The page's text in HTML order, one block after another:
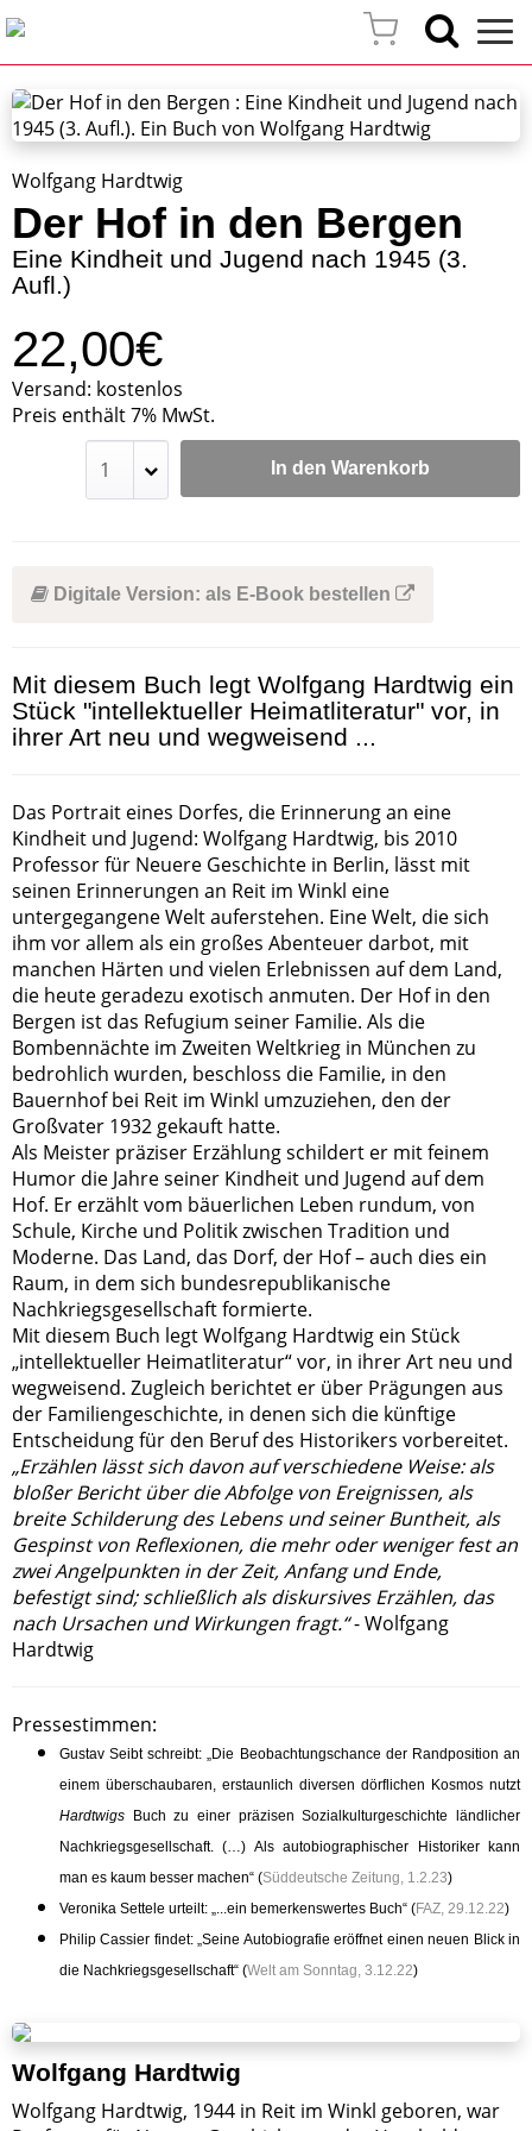
Wolfgang Hardtwig
Der Hof in den Bergen
Eine Kindheit und Jugend nach 1945 (3.
Aufl.)
22,00€
Versand: kostenlos
Preis enthält 7% MwSt.
In den Warenkorb
Digitale Version: als E-Book bestellen
Mit diesem Buch legt Wolfgang Hardtwig ein
Stück "intellektueller Heimatliteratur" vor, in
ihrer Art neu und wegweisend ...
Das Portrait eines Dorfes, die Erinnerung an eine
Kindheit und Jugend: Wolfgang Hardtwig, bis 2010
Professor für Neuere Geschichte in Berlin, lässt mit
seinen Erinnerungen an Reit im Winkl eine
untergegangene Welt auferstehen. Eine Welt, die sich
ihm vor allem als ein großes Abenteuer darbot, mit
manchen Härten und vielen Erlebnissen auf dem Land,
die heute geradezu exotisch anmuten. Der Hof in den
Bergen ist das Refugium seiner Familie. Als die
Bombennächte im Zweiten Weltkrieg in München zu
bedrohlich wurden, beschloss die Familie, in den
Bauernhof bei Reit im Winkl umzuziehen, den der
Großvater 1932 gekauft hatte.
Als Meister präziser Erzählung schildert er mit feinem
Humor die Jahre seiner Kindheit und Jugend auf dem
Hof. Er erzählt vom bäuerlichen Leben rundum, von
Schule, Kirche und Politik zwischen Tradition und
Moderne. Das Land, das Dorf, der Hof – auch dies ein
Raum, in dem sich bundesrepublikanische
Nachkriegsgesellschaft formierte.
Mit diesem Buch legt Wolfgang Hardtwig ein Stück
„intellektueller Heimatliteratur“ vor, in ihrer Art neu und
wegweisend. Zugleich berichtet er über Prägungen aus
der Familiengeschichte, in denen sich die künftige
Entscheidung für den Beruf des Historikers vorbereitet.
„Erzählen lässt sich davon auf verschiedene Weise: als
bloßer Bericht über die Abfolge von Ereignissen, als
breite Schilderung des Lebens und seiner Buntheit, als
Gespinst von Reflexionen, die mehr oder weniger fest an
zwei Angelpunkten in der Zeit, Anfang und Ende,
befestigt sind; schließlich als diskursives Erzählen, das
nach Ursachen und Wirkungen fragt.“- Wolfgang
Hardtwig
Pressestimmen:
Gustav Seibt schreibt: „Die Beobachtungschance der Randposition an
einem überschaubaren, erstaunlich diversen dörflichen Kosmos nutzt
Hardtwigs Buch zu einer präzisen Sozialkulturgeschichte ländlicher
Nachkriegsgesellschaft. (…) Als autobiographischer Historiker kann
man es kaum besser machen“ (Süddeutsche Zeitung, 1.2.23)
Veronika Settele urteilt: „...ein bemerkenswertes Buch“ (FAZ, 29.12.22)
Philip Cassier findet: „Seine Autobiografie eröffnet einen neuen Blick in
die Nachkriegsgesellschaft“ (Welt am Sonntag, 3.12.22)
Wolfgang Hardtwig
Wolfgang Hardtwig, 1944 in Reit im Winkl geboren, war